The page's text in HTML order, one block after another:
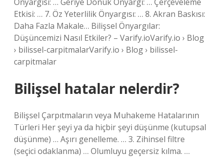
Etkisi: … 7. Öz Yeterlilik Önyargısı: … 8. Akran Baskısı:
Daha Fazla Makale… Bilişsel Önyargılar:
Düşüncemizi Nasıl Etkiler? – Varify.ioVarify.io › Blog
› bilissel-carpitmalarVarify.io › Blog › bilissel-
carpitmalar
Bilişsel hatalar nelerdir?
Bilişsel Çarpıtmaların veya Muhakeme Hatalarının
Türleri Her şeyi ya da hiçbir şeyi düşünme (kutupsal
düşünme) … Aşırı genelleme. … 3. Zihinsel filtre
(seçici odaklanma) … Olumluyu geçersiz kılma. …